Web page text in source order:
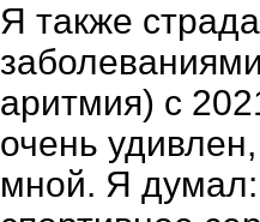
Я также
аритмия) с
очень
мной. Я думал: